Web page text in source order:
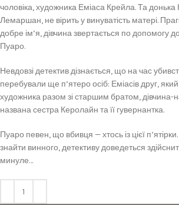
чоловіка, художника Еміаса Крейла. Та
Лемаршан, не вірить у винуватість матері.
добре ім’я, дівчина звертається по допомогу
Пуаро.
Невдовзі детектив дізнається, що на час
перебували ще п’ятеро осіб: Еміасів друг, який
художника разом зі старшим братом, дівчина-
названа сестра Керолайн та її гувернантка.
Пуаро певен, що вбивця — хтось із цієї
знайти винного, детективу доведеться
минуле…